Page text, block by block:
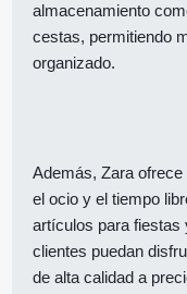
almacenamiento
cestas, permitiendo
organizado.
Además, Zara
el ocio y el tiempo
artículos para fiestas
clientes puedan
de alta calidad a